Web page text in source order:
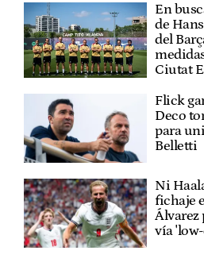
En
de
del
Ciutat
Flick
Deco
para
Belletti
Ni
fichaje
Álvarez
vía